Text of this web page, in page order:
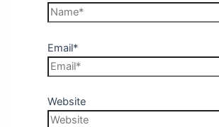
Email*
Website